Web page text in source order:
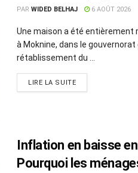
STEG et la SONEDE
PAR WIDED BELHAJ 6 AOÛT 2026
Une maison a été entièrement
à Moknine, dans le
rétablissement du ...
LIRE LA SUITE
Inflation en baisse
Pourquoi les